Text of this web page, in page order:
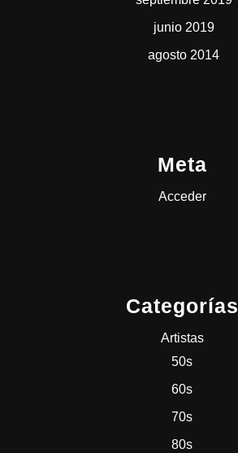
junio 2019
agosto 2014
Meta
Acceder
Categorías
Artistas
50s
60s
70s
80s